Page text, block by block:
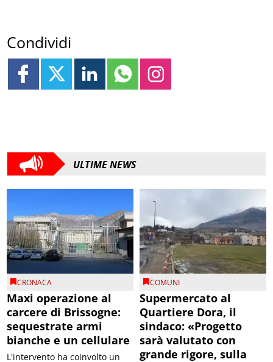
Condividi
ULTIME NEWS
CRONACA
Maxi operazione al
carcere di Brissogne:
sequestrate armi
bianche e un cellulare
L'intervento ha coinvolto un
COMUNI
Supermercato al
Quartiere Dora, il
sindaco: «Progetto
sarà valutato con
grande rigore, sulla